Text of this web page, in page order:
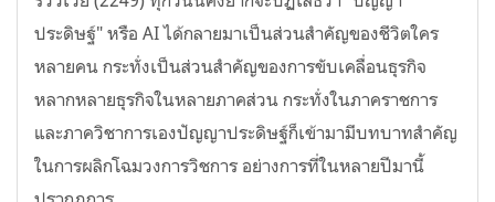
ประดิษฐ์" หรือ AI ได้กลายมาเป็นส่วนสำคัญของชีวิตใคร
หลายคน กระทั่งเป็นส่วนสำคัญของการขับเคลื่อนธุรกิจ
หลากหลายธุรกิจในหลายภาคส่วน กระทั่งในภาคราชการ
และภาควิชาการเองปัญญาประดิษฐ์ก็เข้ามามีบทบาทสำคัญ
ในการผลิกโฉมวงการวิชการ อย่างการที่ในหลายปีมานี้